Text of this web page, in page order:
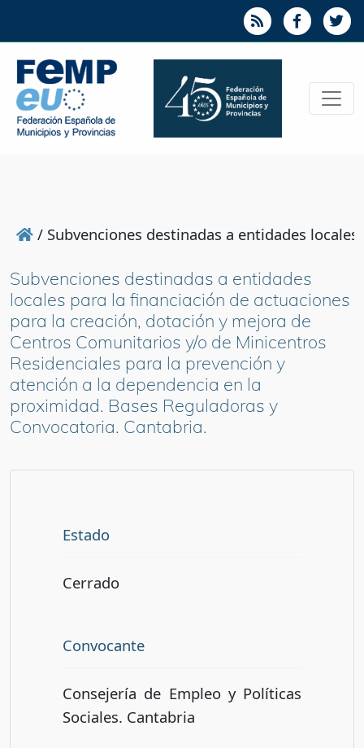
/ Subvenciones destinadas a entidades
Subvenciones destinadas a entidades
locales para la financiación de actuaciones
para la creación, dotación y mejora de
Centros Comunitarios y/o de Minicentros
Residenciales para la prevención y
atención a la dependencia en la
proximidad. Bases Reguladoras y
Convocatoria. Cantabria.
Estado
Cerrado
Convocante
Consejería de Empleo y Políticas
Sociales. Cantabria